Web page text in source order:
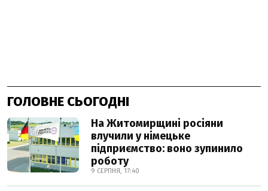
ГОЛОВНЕ СЬОГОДНІ
На Житомирщині росіяни
влучили у німецьке
підприємство: воно зупинило
роботу
9 СЕРПНЯ, 17:40